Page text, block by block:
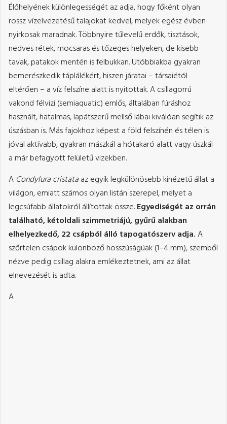
Élőhelyének különlegességét az adja, hogy főként olyan
rossz vízelvezetésű talajokat kedvel, melyek egész évben
nyirkosak maradnak. Többnyire tűlevelű erdők, tisztások,
nedves rétek, mocsaras és tőzeges helyeken, de kisebb
tavak, patakok mentén is felbukkan. Utóbbiakba gyakran
bemerészkedik táplálékért, hiszen járatai – társaiétól
eltérően – a víz felszíne alatt is nyitottak. A csillagorrú
vakond félvizi (semiaquatic) emlős, általában fúráshoz
használt, hatalmas, lapátszerű mellső lábai kiválóan segítik az
úszásban is. Más fajokhoz képest a föld felszínén és télen is
jóval aktívabb, gyakran mászkál a hótakaró alatt vagy úszkál
a már befagyott felületű vizekben.
A Condylura cristataaz egyik legkülönösebb kinézetű állat a
világon, emiatt számos olyan listán szerepel, melyet a
legcsúfabb állatokról állítottak össze.Egyediségét az orrán
található, kétoldali szimmetriájú, gyűrű alakban
elhelyezkedő, 22 csápból álló tapogatószerv adja.A
szőrtelen csápok különböző hosszúságúak (1–4 mm), szemből
nézve pedig csillag alakra emlékeztetnek, ami az állat
elnevezését is adta.
A